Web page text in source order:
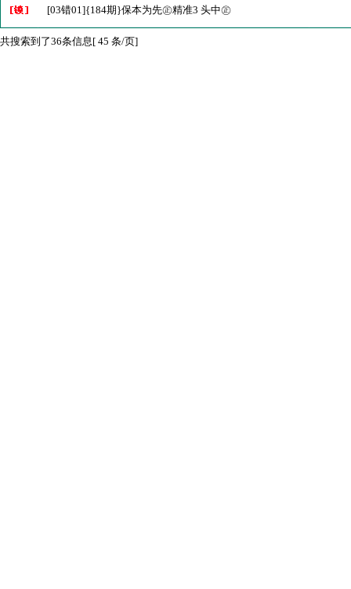
[03错01]{184期}保本为先㊣精准3 头中㊣
共搜索到了36条信息[ 45 条/页]